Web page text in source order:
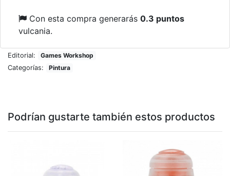
Con esta compra generarás 0.3 puntos
vulcania.
Editorial:
Games Workshop
Categorías:
Pintura
Podrían gustarte también estos productos